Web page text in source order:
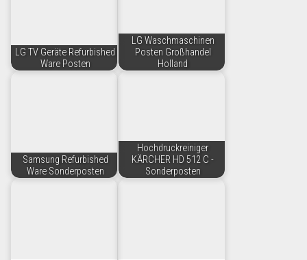
LG TV Geräte Refurbished
Ware Posten
LG Waschmaschinen
Posten Großhandel
Holland
Samsung Refurbished
Ware Sonderposten
Hochdruckreiniger
KÄRCHER HD 512 C -
Sonderposten